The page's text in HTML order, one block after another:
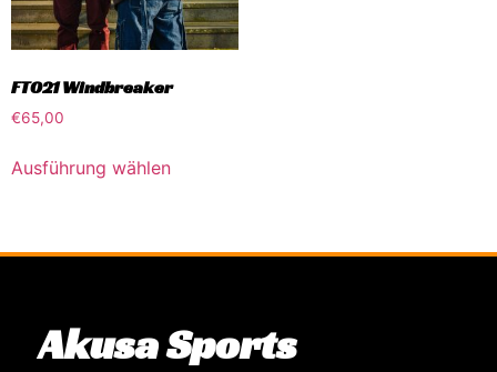
FTO21 Windbreaker
€65,00
Ausführung wählen
Akusa Sports